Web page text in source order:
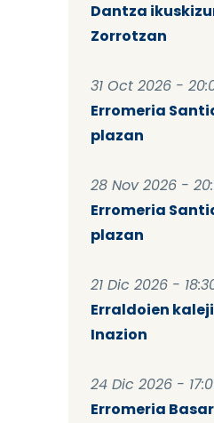
Dantza
Zorrotzan
31 Oct 2026 -
Erromeria
plazan
28 Nov 2026 -
Erromeria
plazan
21 Dic 2026 -
Erraldoien
Inazion
24 Dic 2026 -
Erromeria